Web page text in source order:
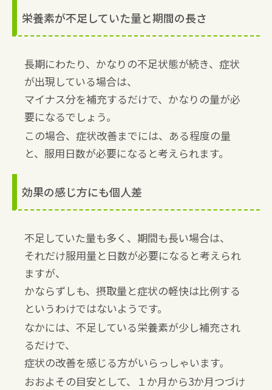
栄養素が不足していた量と期間の長さ
長期にわたり、かなりの不足状態が続き、症状
が出現している場合は、
マイナス分を補充するだけで、かなりの量が必
要になるでしょう。
この場合、症状改善までには、ある程度の量
と、服用日数が必要になると考えられます。
効果の感じ方にも個人差
不足していた量も多く、期間も長い場合は、
それだけ服用量と日数が必要になると考えられ
ますが、
かならずしも、摂取量と症状の軽快は比例する
というわけではないようです。
なかには、不足している栄養素が少し補充され
るだけで、
症状の改善を感じる方がいらっしゃいます。
おおよその目安として、１か月から3か月つづけ